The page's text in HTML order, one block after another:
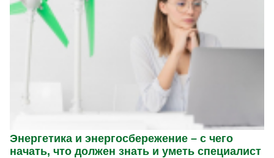
Энергетика и энергосбережение – с чего
начать, что должен знать и уметь специалист